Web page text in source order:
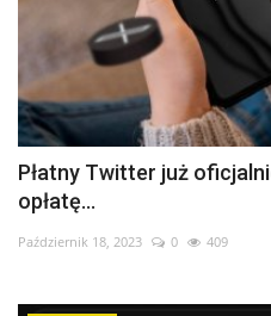
Płatny Twitter już
opłatę...
Październik 18, 2023 0 409